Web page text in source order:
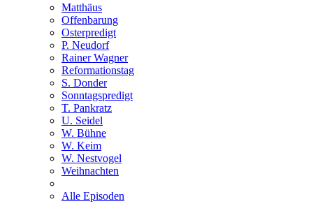
Matthäus
Offenbarung
Osterpredigt
P. Neudorf
Rainer Wagner
Reformationstag
S. Donder
Sonntagspredigt
T. Pankratz
U. Seidel
W. Bühne
W. Keim
W. Nestvogel
Weihnachten
Alle Episoden